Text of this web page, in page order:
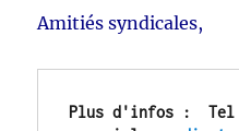
Amitiés syndicales,
Plus d'infos :  Tel